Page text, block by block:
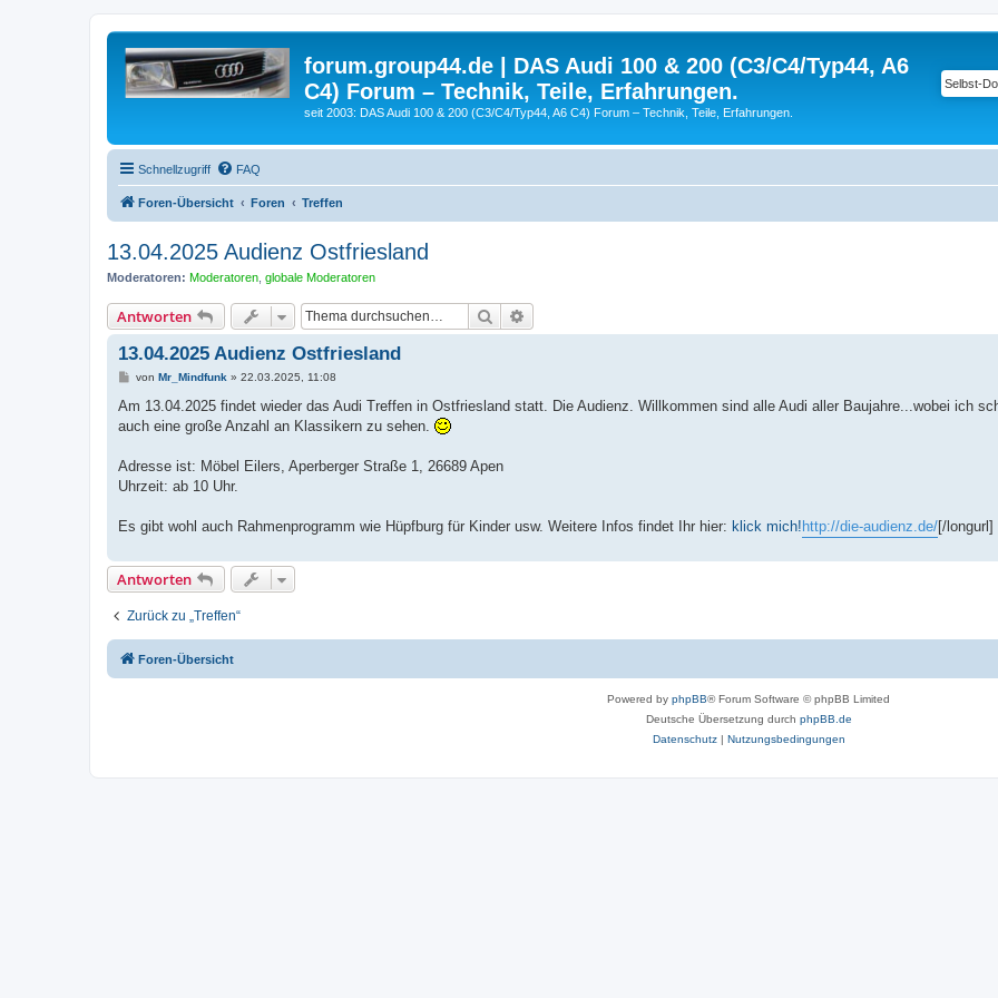
forum.group44.de | DAS Audi 100 & 200 (C3/C4/Typ44, A6
C4) Forum – Technik, Teile, Erfahrungen.
seit 2003: DAS Audi 100 & 200 (C3/C4/Typ44, A6 C4) Forum – Technik, Teile, Erfahrungen.
Schnellzugriff FAQ
Foren-Übersicht Foren Treffen
13.04.2025 Audienz Ostfriesland
Moderatoren: Moderatoren globale Moderatoren
Antworten Suche
13.04.2025 Audienz Ostfriesland
B
i
r
von Mr_Mindfunk » 22.03.2025, 11:08
Am 13.04.2025 findet wieder das Audi Treffen in Ostfriesland statt. Die Audienz. Willkommen sind alle Audi aller Baujahre...wobei ich
auch eine große Anzahl an Klassikern zu sehen.
Adresse ist: Möbel Eilers, Aperberger Straße 1, 26689 Apen
Uhrzeit: ab 10 Uhr.
Es gibt wohl auch Rahmenprogramm wie Hüpfburg für Kinder usw. Weitere Infos findet Ihr hier: klick mich! http://die-audienz.de/[/longurl]
Antworten
Zurück zu „Treffen“
Foren-Übersicht
Powered by phpBB® Forum Software © phpBB Limited
Deutsche Übersetzung durch phpBB.de
Datenschutz| Nutzungsbedingungen